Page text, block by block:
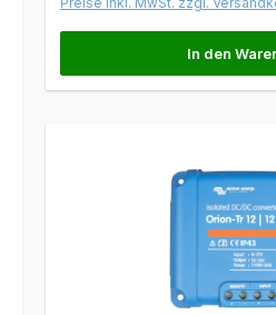
In den